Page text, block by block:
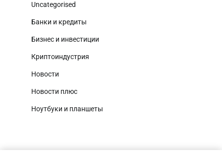
Uncategorised
Банки и кредиты
Бизнес и инвестиции
Криптоиндустрия
Новости
Новости плюс
Ноутбуки и планшеты